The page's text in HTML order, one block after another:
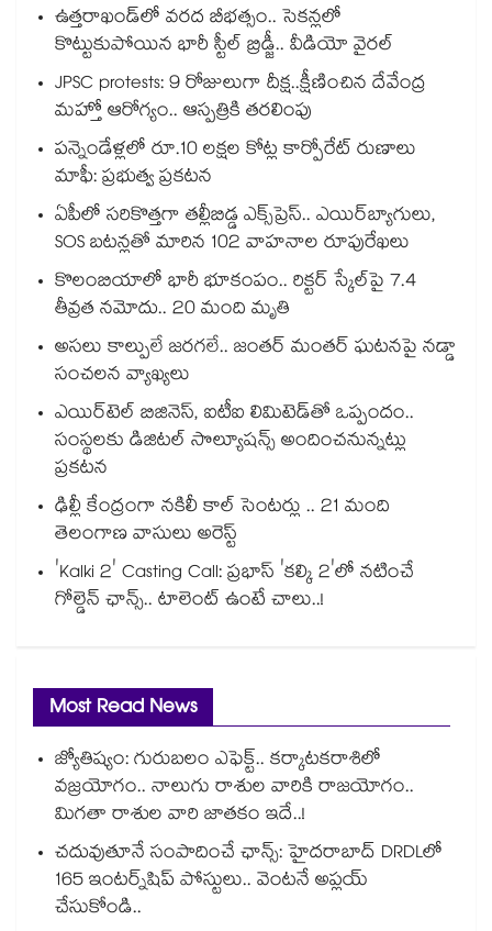
ఉత్తరాఖండ్⁭లో వరద బీభత్సం.. సెకన్లలో
కొట్టుకుపోయిన భారీ స్టీల్ బ్రిడ్జీ.. వీడియో వైరల్
JPSC protests: 9 రోజులుగా దీక్ష..క్షీణించిన దేవేంద్ర
మహ్తో ఆరోగ్యం.. ఆస్పత్రికి తరలింపు
పన్నెండేళ్లలో రూ.10 లక్షల కోట్ల కార్పోరేట్ రుణాలు
మాఫీ: ప్రభుత్వ ప్రకటన
ఏపీలో సరికొత్తగా తల్లీబిడ్డ ఎక్స్‌ప్రెస్.. ఎయిర్‌బ్యాగులు,
SOS బటన్లతో మారిన 102 వాహనాల రూపురేఖలు
కొలంబియాలో భారీ భూకంపం.. రిక్టర్ స్కేల్‎పై 7.4
తీవ్రత నమోదు.. 20 మంది మృతి
అసలు కాల్పులే జరగలే.. జంతర్ మంతర్ ఘటనపై నడ్డా
సంచలన వ్యాఖ్యలు
ఎయిర్‌టెల్ బిజినెస్, ఐటీఐ లిమిటెడ్‌తో ఒప్పందం..
సంస్థలకు డిజిటల్ సొల్యూషన్స్ అందించనున్నట్లు
ప్రకటన
ఢిల్లీ కేంద్రంగా నకిలీ కాల్‌ సెంటర్లు .. 21 మంది
తెలంగాణ వాసులు అరెస్ట్
'Kalki 2' Casting Call: ప్రభాస్ 'కల్కి 2'లో నటించే
గోల్డెన్ ఛాన్స్.. టాలెంట్ ఉంటే చాలు..!
Most Read News
జ్యోతిష్యం: గురుబలం ఎఫెక్ట్.. కర్కాటకరాశిలో
వజ్రయోగం.. నాలుగు రాశుల వారికి రాజయోగం..
మిగతా రాశుల వారి జాతకం ఇదే..!
చదువుతూనే సంపాదించే ఛాన్స్: హైదరాబాద్ DRDLలో
165 ఇంటర్న్‌షిప్ పోస్టులు.. వెంటనే అప్లయ్
చేసుకోండి..